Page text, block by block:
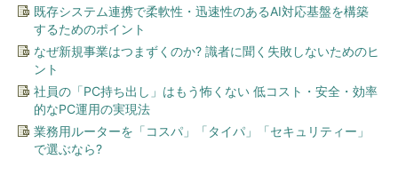
既存システム連携で柔軟性・迅速性のあるAI対応基盤を構築
するためのポイント
なぜ新規事業はつまずくのか? 識者に聞く失敗しないためのヒ
ント
社員の「PC持ち出し」はもう怖くない 低コスト・安全・効率
的なPC運用の実現法
業務用ルーターを「コスパ」「タイパ」「セキュリティー」
で選ぶなら?